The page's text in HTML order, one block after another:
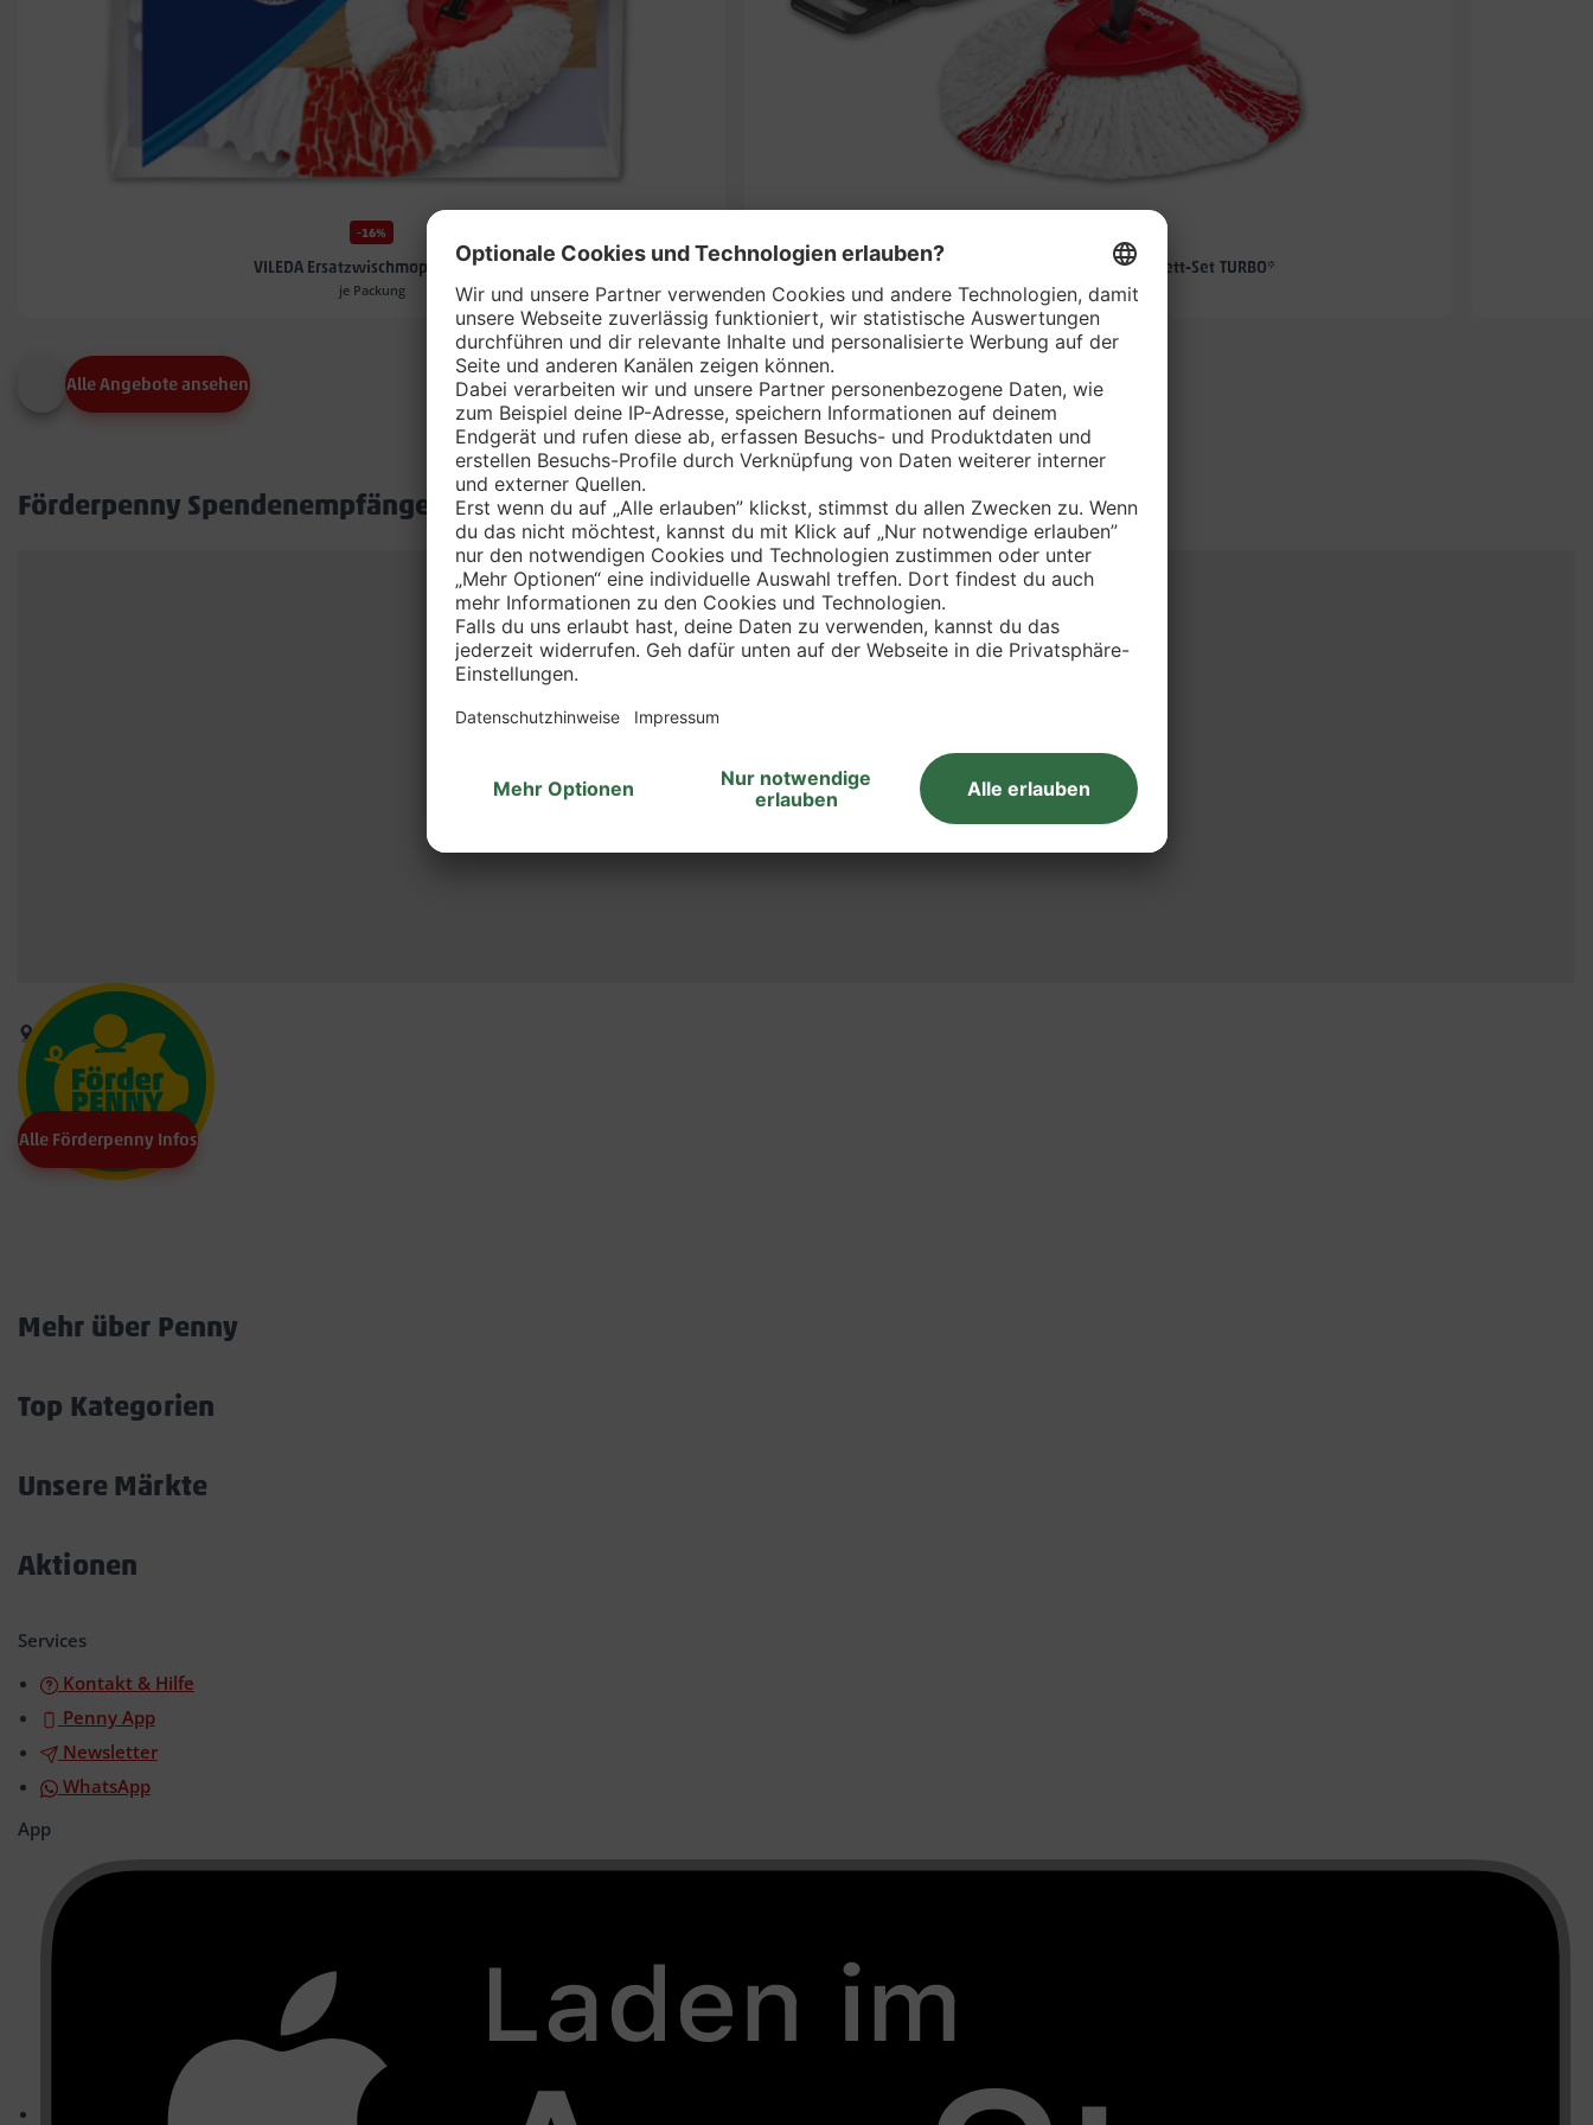
-16%
VILEDA Ersatzwischmoppköpfe*
je Packung
VILEDA Bodenwischmopp-Komplett-Set TURBO*
je Set
Alle Angebote ansehen
Förderpenny Spendenempfänger in deinem Markt
Alle Förderpenny Infos
Mehr über Penny
Top Kategorien
Unsere Märkte
Aktionen
Services
Kontakt & Hilfe
Penny App
Newsletter
WhatsApp
App